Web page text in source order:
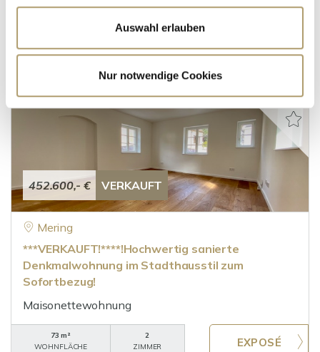
Auswahl erlauben
Nur notwendige Cookies
WOHNFLÄCHE
ZIMMER
452.600,- € VERKAUFT
Mering
***VERKAUFT!****!Hochwertig sanierte
Denkmalwohnung im Stadthausstil zum
Sofortbezug!
Maisonettewohnung
73 m²
WOHNFLÄCHE
2
ZIMMER